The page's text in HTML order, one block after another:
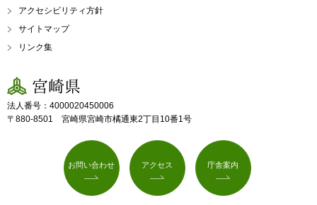
アクセシビリティ方針
サイトマップ
リンク集
宮崎県
法人番号：4000020450006
〒880-8501 宮崎県宮崎市橘通東2丁目10番1号
お問い合わせ アクセス 庁舎案内